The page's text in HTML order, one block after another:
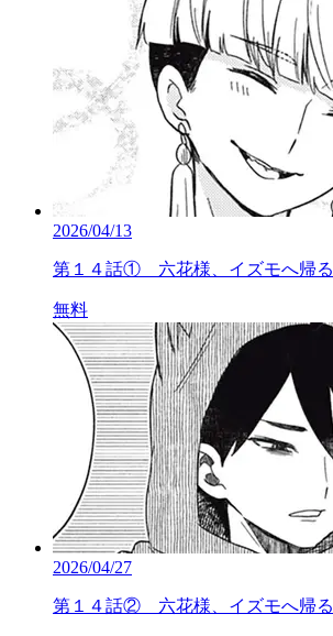
2026/04/13
第１４話① 六花様、イズモへ帰る
無料
2026/04/27
第１４話② 六花様、イズモへ帰る